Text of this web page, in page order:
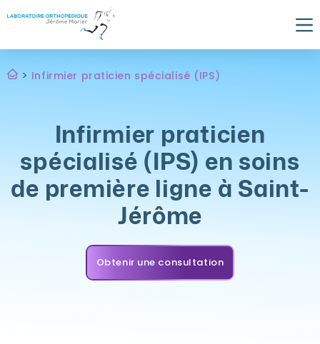
to
> Infirmier praticien spécialisé (IPS)
Infirmier praticien
spécialisé (IPS) en soins
de première ligne à Saint-
Jérôme
Obtenir une consultation